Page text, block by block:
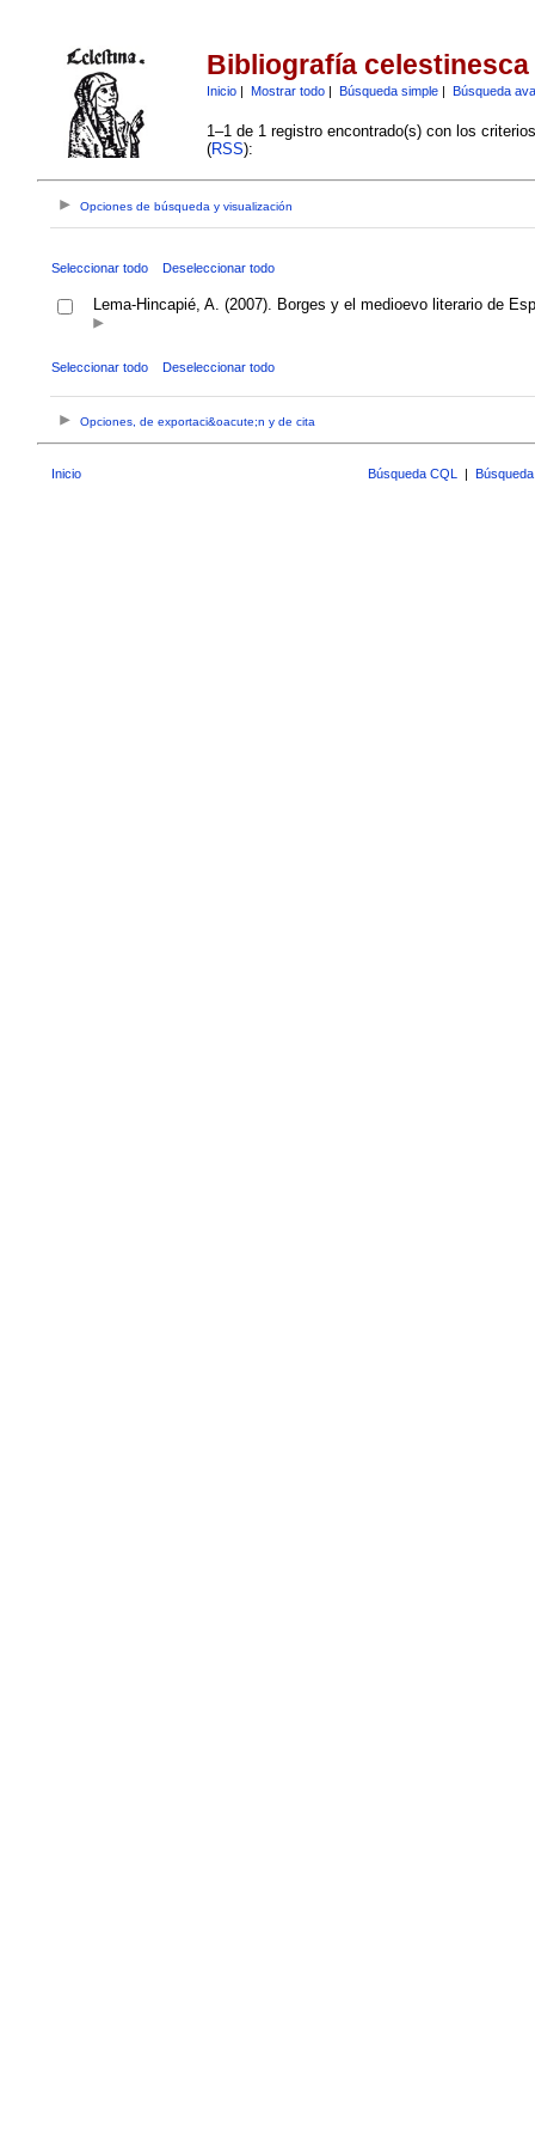
Bibliografía celestinesca
Inicio| Mostrar todo| Búsqueda simple| Búsqueda
1–1 de 1 registro encontrado(s) con los
(RSS):
Opciones de búsqueda y visualización
Seleccionar todo Deseleccionar todo
Lema-Hincapié, A. (2007). Borges y el medioevo literario de
Seleccionar todo Deseleccionar todo
Opciones, de exportaci&oacute;n y de cita
Inicio Búsqueda CQL |